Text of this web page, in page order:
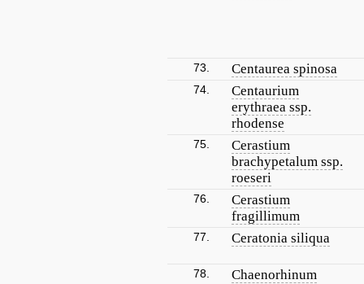
73. Centaurea spinosa
74.
Centaurium
erythraea ssp.
rhodense
75.
Cerastium
brachypetalum ssp.
roeseri
76.
Cerastium
fragillimum
77. Ceratonia siliqua
78.
Chaenorhinum